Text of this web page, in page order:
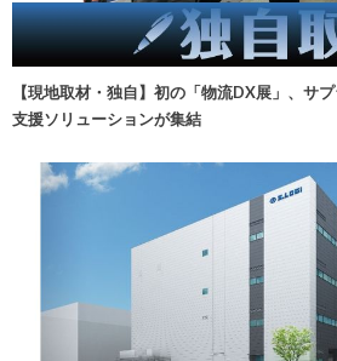
【現地取材・独自】初の「物流DX展」、サ
支援ソリューションが集結